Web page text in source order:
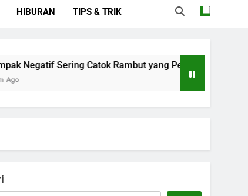
Rambut yang Perlu Diketahui
HIBURAN TIPS & TRIK
Sering Catok Rambut yang Perlu Diketahui